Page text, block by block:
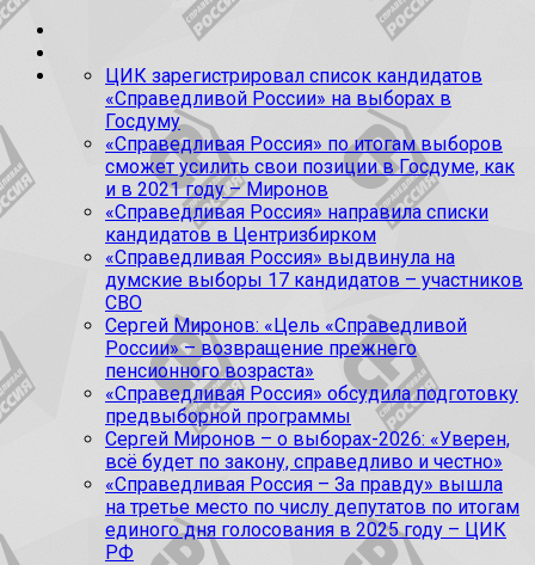
ЦИК зарегистрировал список кандидатов
«Справедливой России» на выборах в
Госдуму
«Справедливая Россия» по итогам выборов
сможет усилить свои позиции в Госдуме, как
и в 2021 году – Миронов
«Справедливая Россия» направила списки
кандидатов в Центризбирком
«Справедливая Россия» выдвинула на
думские выборы 17 кандидатов – участников
СВО
Сергей Миронов: «Цель «Справедливой
России» – возвращение прежнего
пенсионного возраста»
«Справедливая Россия» обсудила подготовку
предвыборной программы
Сергей Миронов – о выборах-2026: «Уверен,
всё будет по закону, справедливо и честно»
«Справедливая Россия – За правду» вышла
на третье место по числу депутатов по итогам
единого дня голосования в 2025 году – ЦИК
РФ